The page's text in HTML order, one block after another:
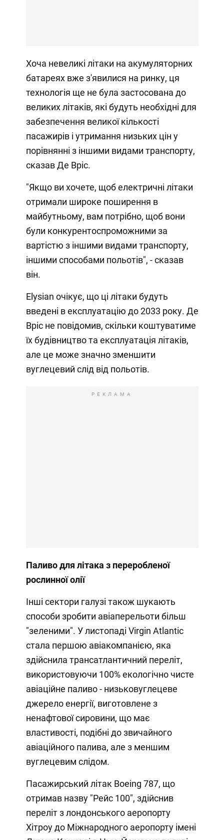
Хоча невеликі літаки на акумуляторних
батареях вже з'явилися на ринку, ця
технологія ще не була застосована до
великих літаків, які будуть необхідні для
забезпечення великої кількості
пасажирів і утримання низьких цін у
порівнянні з іншими видами транспорту,
сказав Де Вріс.
"Якщо ви хочете, щоб електричні літаки
отримали широке поширення в
майбутньому, вам потрібно, щоб вони
були конкурентоспроможними за
вартістю з іншими видами транспорту,
іншими способами польотів", - сказав
він.
Elysian очікує, що ці літаки будуть
введені в експлуатацію до 2033 року. Де
Вріс не повідомив, скільки коштуватиме
їх будівництво та експлуатація літаків,
але це може значно зменшити
вуглецевий слід від польотів.
РЕКЛАМА
Паливо для літака з переробленої
рослинної олії
Інші сектори галузі також шукають
способи зробити авіаперельоти більш
"зеленими". У листопаді Virgin Atlantic
стала першою авіакомпанією, яка
здійснила трансатлантичний переліт,
використовуючи 100% екологічно чисте
авіаційне паливо - низьковуглецеве
джерело енергії, виготовлене з
ненафтової сировини, що має
властивості, подібні до звичайного
авіаційного палива, але з меншим
вуглецевим слідом.
Пасажирський літак Boeing 787, що
отримав назву "Рейс 100", здійснив
переліт з лондонського аеропорту
Хітроу до Міжнародного аеропорту імені